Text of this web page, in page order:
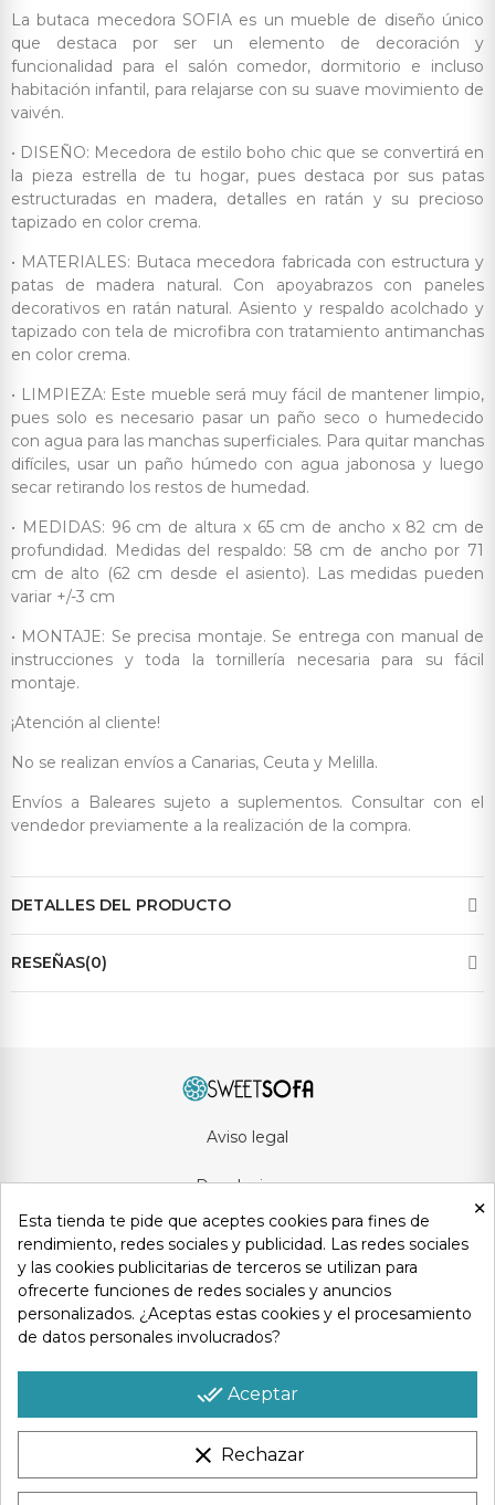
La butaca mecedora SOFIA es un mueble de diseño único
que destaca por ser un elemento de decoración y
funcionalidad para el salón comedor, dormitorio e incluso
habitación infantil, para relajarse con su suave movimiento de
vaivén.
• DISEÑO: Mecedora de estilo boho chic que se convertirá en
la pieza estrella de tu hogar, pues destaca por sus patas
estructuradas en madera, detalles en ratán y su precioso
tapizado en color crema.
• MATERIALES: Butaca mecedora fabricada con estructura y
patas de madera natural. Con apoyabrazos con paneles
decorativos en ratán natural. Asiento y respaldo acolchado y
tapizado con tela de microfibra con tratamiento antimanchas
en color crema.
• LIMPIEZA: Este mueble será muy fácil de mantener limpio,
pues solo es necesario pasar un paño seco o humedecido
con agua para las manchas superficiales. Para quitar manchas
difíciles, usar un paño húmedo con agua jabonosa y luego
secar retirando los restos de humedad.
• MEDIDAS: 96 cm de altura x 65 cm de ancho x 82 cm de
profundidad. Medidas del respaldo: 58 cm de ancho por 71
cm de alto (62 cm desde el asiento). Las medidas pueden
variar +/-3 cm
• MONTAJE: Se precisa montaje. Se entrega con manual de
instrucciones y toda la tornillería necesaria para su fácil
montaje.
¡Atención al cliente!
No se realizan envíos a Canarias, Ceuta y Melilla.
Envíos a Baleares sujeto a suplementos. Consultar con el
vendedor previamente a la realización de la compra.
DETALLES DEL PRODUCTO
RESEÑAS(0)
Aviso legal
Devoluciones
Condiciones generales
Privacidad y protección de datos
Política de cookies
Copyright © 2025Sweetsofa. Todos los derechos reservados
×
Esta tienda te pide que aceptes cookies para fines de
rendimiento, redes sociales y publicidad. Las redes sociales
y las cookies publicitarias de terceros se utilizan para
ofrecerte funciones de redes sociales y anuncios
personalizados. ¿Aceptas estas cookies y el procesamiento
de datos personales involucrados?
done_all Aceptar
clear Rechazar